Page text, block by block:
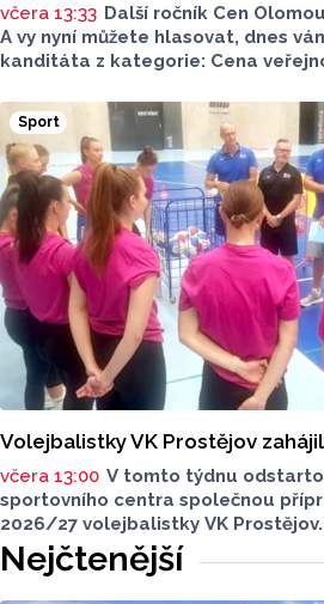
včera 13:33 Další ročník Cen
A vy nyní můžete hlasovat, dnes
kanditáta z kategorie: Cena
v Přerově, která má nominaci v
v ochraně životního prostředí -
Sport
Volejbalistky VK Prostějov
včera 13:00 V tomto týdnu
sportovního centra společnou
2026/27 volejbalistky VK Prostějov.
Nejčtenější